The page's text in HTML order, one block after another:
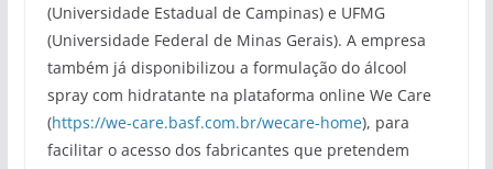
(Universidade Estadual de Campinas) e UFMG
(Universidade Federal de Minas Gerais). A empresa
também já disponibilizou a formulação do álcool
spray com hidratante na plataforma online We Care
(https://we-care.basf.com.br/wecare-home), para
facilitar o acesso dos fabricantes que pretendem